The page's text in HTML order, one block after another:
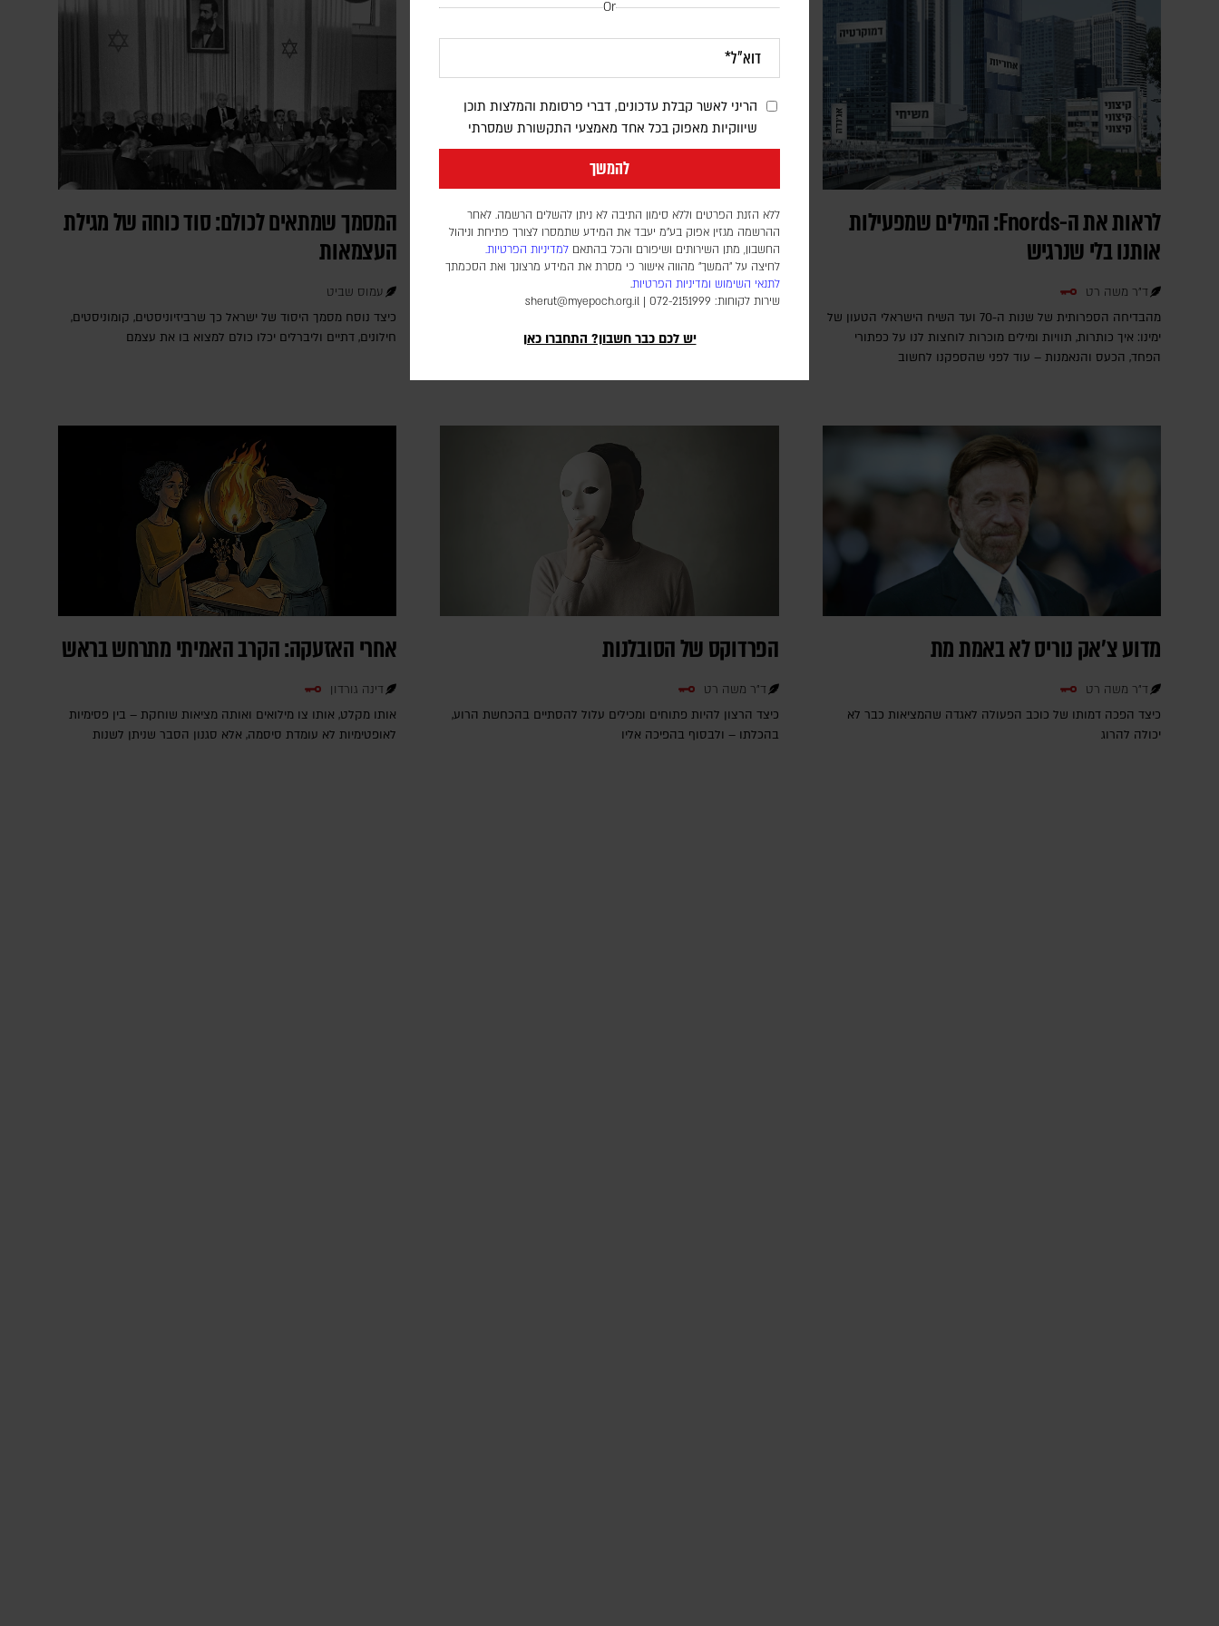
Or
הריני לאשר קבלת עדכונים, דברי פרסומת והמלצות תוכן
שיווקיות מאפוק בכל אחד מאמצעי התקשורת שמסרתי
להמשך
ללא הזנת הפרטים וללא סימון התיבה לא ניתן להשלים הרשמה. לאחר
ההרשמה מגזין אפוק בע״מ יעבד את המידע שתמסרו לצורך פתיחת וניהול
החשבון, מתן השירותים ושיפורם והכל בהתאם למדיניות הפרטיות.
לחיצה על "המשך" מהווה אישור כי מסרת את המידע מרצונך ואת הסכמתך
לתנאי השימוש ומדיניות הפרטיות.
שירות לקוחות: 072-2151999 |
sherut@myepoch.org.il
יש לכם כבר חשבון? התחברו כאן
לראות את ה-Fnords: המילים שמפעילות
אותנו בלי שנרגיש
ד"ר משה רט
מהבדיחה הספרותית של שנות ה-70 ועד השיח הישראלי הטעון של
ימינו: איך כותרות, תוויות ומילים מוכרות לוחצות לנו על כפתורי
הפחד, הכעס והנאמנות – עוד לפני שהספקנו לחשוב
האסטרטגיה שמסתתרת מאחורי הכישלון
ד"ר משה רט
בין טראמפ לאיראן, בין פאביוס מקסימוס לרבי מנשה בן ישראל:
לפעמים רק מבט אסטרטגי מגלה שמה שנראה כרגע כנסיגה או
המסמך שמתאים לכולם: סוד כוחה של מגילת
העצמאות
עמוס שביט
כיצד נוסח מסמך היסוד של ישראל כך שרביזיוניסטים, קומוניסטים,
חילונים, דתיים וליברלים יכלו כולם למצוא בו את עצמם
מדוע צ'אק נוריס לא באמת מת
ד"ר משה רט
כיצד הפכה דמותו של כוכב הפעולה לאגדה שהמציאות כבר לא
יכולה להרוג
הפרדוקס של הסובלנות
ד"ר משה רט
כיצד הרצון להיות פתוחים ומכילים עלול להסתיים בהכחשת הרוע,
בהכלתו – ולבסוף בהפיכה אליו
אחרי האזעקה: הקרב האמיתי מתרחש בראש
דינה גורדון
אותו מקלט, אותו צו מילואים ואותה מציאות שוחקת – בין פסימיות
לאופטימיות לא עומדת סיסמה, אלא סגנון הסבר שניתן לשנות